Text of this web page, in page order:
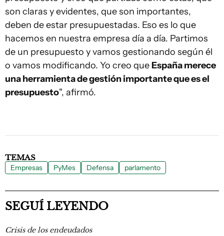
son claras y evidentes, que son importantes,
deben de estar presupuestadas. Eso es lo que
hacemos en nuestra empresa día a día. Partimos
de un presupuesto y vamos gestionando según él
o vamos modificando. Yo creo que España merece
una herramienta de gestión importante que es el
presupuesto", afirmó.
TEMAS
Empresas PyMes Defensa parlamento
SEGUÍ LEYENDO
Crisis de los endeudados